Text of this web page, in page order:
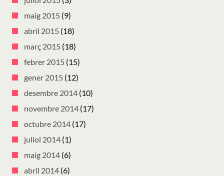
maig 2015 (9)
abril 2015 (18)
març 2015 (18)
febrer 2015 (15)
gener 2015 (12)
desembre 2014 (10)
novembre 2014 (17)
octubre 2014 (17)
juliol 2014 (1)
maig 2014 (6)
abril 2014 (6)